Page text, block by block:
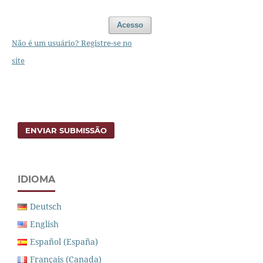
Acesso
Não é um usuário? Registre-se no
site
ENVIAR SUBMISSÃO
IDIOMA
Deutsch
English
Español (España)
Français (Canada)